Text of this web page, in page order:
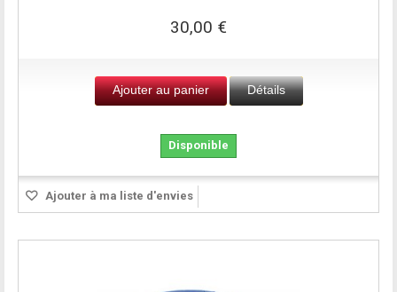
30,00 €
Ajouter au panier Détails
Disponible
Ajouter à ma liste d'envies